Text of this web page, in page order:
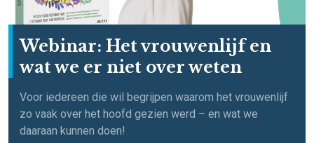
Webinar: Het vrouwenlijf en
wat we er niet over weten
Voor iedereen die wil begrijpen waarom het vrouwenlijf
zo vaak over het hoofd gezien werd – en wat we
daaraan kunnen doen!